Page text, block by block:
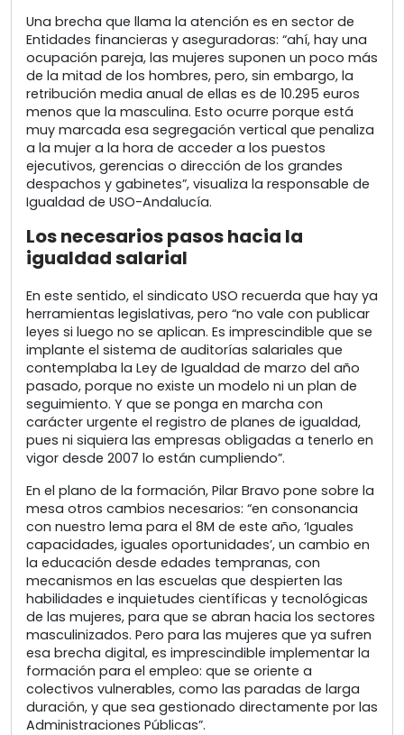
Una brecha que llama la atención es en sector de
Entidades financieras y aseguradoras: “ahí, hay una
ocupación pareja, las mujeres suponen un poco más
de la mitad de los hombres, pero, sin embargo, la
retribución media anual de ellas es de 10.295 euros
menos que la masculina. Esto ocurre porque está
muy marcada esa segregación vertical que penaliza
a la mujer a la hora de acceder a los puestos
ejecutivos, gerencias o dirección de los grandes
despachos y gabinetes”, visualiza la responsable de
Igualdad de USO-Andalucía.
Los necesarios pasos hacia la
igualdad salarial
En este sentido, el sindicato USO recuerda que hay ya
herramientas legislativas, pero “no vale con publicar
leyes si luego no se aplican. Es imprescindible que se
implante el sistema de auditorías salariales que
contemplaba la Ley de Igualdad de marzo del año
pasado, porque no existe un modelo ni un plan de
seguimiento. Y que se ponga en marcha con
carácter urgente el registro de planes de igualdad,
pues ni siquiera las empresas obligadas a tenerlo en
vigor desde 2007 lo están cumpliendo”.
En el plano de la formación, Pilar Bravo pone sobre la
mesa otros cambios necesarios: “en consonancia
con nuestro lema para el 8M de este año, ‘Iguales
capacidades, iguales oportunidades’, un cambio en
la educación desde edades tempranas, con
mecanismos en las escuelas que despierten las
habilidades e inquietudes científicas y tecnológicas
de las mujeres, para que se abran hacia los sectores
masculinizados. Pero para las mujeres que ya sufren
esa brecha digital, es imprescindible implementar la
formación para el empleo: que se oriente a
colectivos vulnerables, como las paradas de larga
duración, y que sea gestionado directamente por las
Administraciones Públicas”.